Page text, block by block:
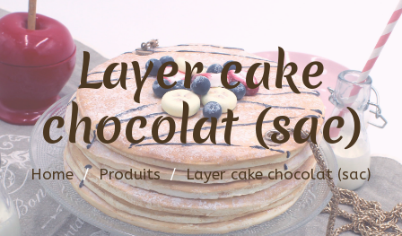
Layer cake
chocolat (sac)
Home / Produits / Layer cake chocolat (sac)